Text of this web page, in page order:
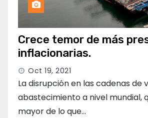
Crece temor de más
inflacionarias.
Oct 19, 2021
La disrupción en las cadenas de
abastecimiento a nivel mundial,
mayor de lo que…